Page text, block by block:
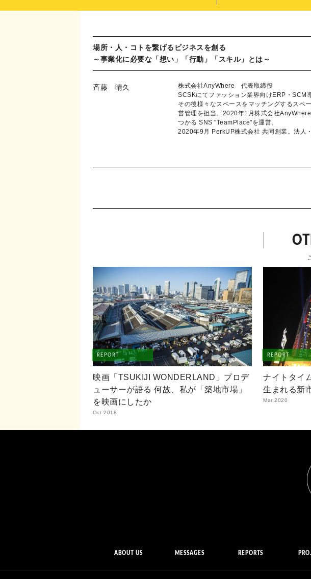
場所・人・コトを繋げるビジネスを創る
～事業化に必要な「想い」「行動」「スキル」とは～
斉藤 晴久
株式会社AnyWhere 代表取締役
SCSKにてファッション業界向けERP・SCM
その後様々なスペースをマッチングするスペ
営管理を担当。2020年1月株式会社
つかる SNS "TeamPlace"を運営。
2020年9月 PerkUP株式会社 共同創業。法人
REPORT
映画「TSUKIJI WONDERLAND」プロデ
ューサーが語る 何故、私が「築地市場」
を映画にしたか
Oct 2018
REPORT
ナイトタイ
生まれる新
Mar 2020
ABOUT US MESSAGES REPORTS